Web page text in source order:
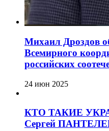
Михаил Дроздов
Всемирного
российских
24 июн 2025
КТО ТАКИЕ
Сергей